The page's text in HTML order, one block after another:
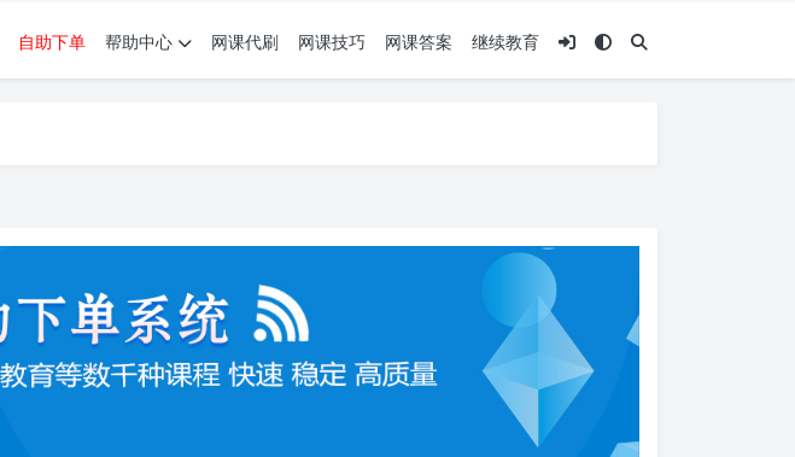
自助下单 帮助中心 网课代刷 网课技巧 网课答案 继续教育